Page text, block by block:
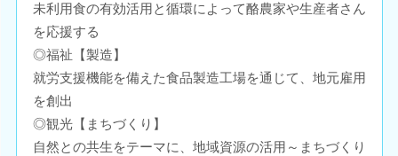
未利用食の有効活用と循環によって酪農家や生産者さん
を応援する
◎福祉【製造】
就労支援機能を備えた食品製造工場を通じて、地元雇用
を創出
◎観光【まちづくり】
自然との共生をテーマに、地域資源の活用～まちづくり